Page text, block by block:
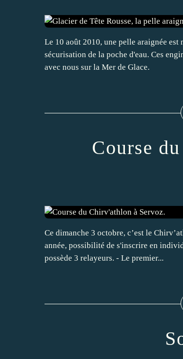
Le 10 août 2010, une pelle araignée
sécurisation de la poche d'eau. Ces
avec nous sur la Mer de Glace.
Course
Ce dimanche 3 octobre, c’est le
année, possibilité de s'inscrire en
possède 3 relayeurs. - Le premier...